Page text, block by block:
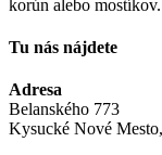
korún alebo mostíkov.
Tu nás nájdete
Adresa
Belanského 773
Kysucké Nové